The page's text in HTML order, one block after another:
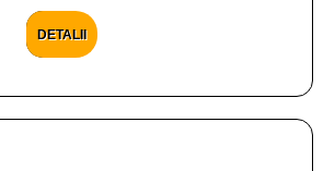
DETALII